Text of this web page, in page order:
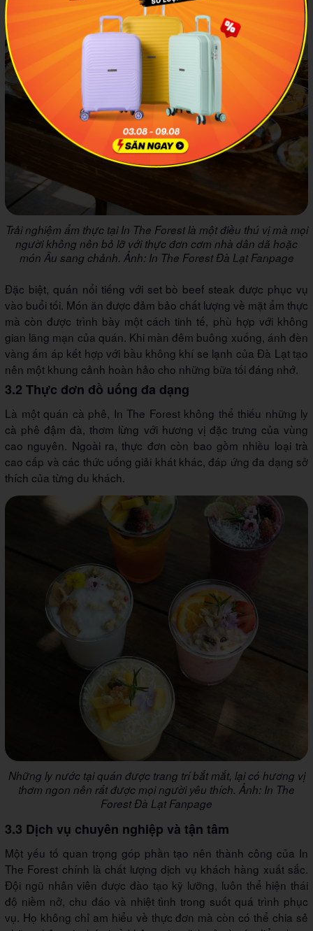
Trải nghiệm ẩm thực tại In The Forest là một điều thú vị mà mọi
người không nên bỏ lỡ với thực đơn cơm nhà dân dã hoặc
món Âu sang chảnh. Ảnh: In The Forest Đà Lạt Fanpage
Đặc biệt, quán nổi tiếng với set bò beef steak được phục vụ
vào buổi tối. Món ăn được đảm bảo chất lượng về mặt ẩm thực
mà còn được trình bày một cách tinh tế, phù hợp với không
gian lãng mạn của quán. Khi màn đêm buông xuống, ánh đèn
vàng ấm áp kết hợp với bầu không khí se lạnh của Đà Lạt tạo
nên một khung cảnh hoàn hảo cho những bữa tối đáng nhớ.
3.2 Thực đơn đồ uống đa dạng
Là một quán cà phê, In The Forest không thể thiếu những ly
cà phê đậm đà, thơm lừng với hương vị đặc trưng của vùng
cao nguyên. Ngoài ra, thực đơn còn bao gồm nhiều loại trà
cao cấp và các thức uống giải khát khác, đáp ứng đa dạng sở
thích của từng du khách.
Những ly nước tại quán được trang trí bắt mắt, lại có hương vị
thơm ngon nên rất được mọi người yêu thích. Ảnh: In The
Forest Đà Lạt Fanpage
3.3 Dịch vụ chuyên nghiệp và tận tâm
Một yếu tố quan trọng góp phần tạo nên thành công của In
The Forest chính là chất lượng dịch vụ khách hàng xuất sắc.
Đội ngũ nhân viên được đào tạo kỹ lưỡng, luôn thể hiện thái
độ niềm nở, chu đáo và nhiệt tình trong suốt quá trình phục
vụ. Họ không chỉ am hiểu về thực đơn mà còn có thể chia sẻ